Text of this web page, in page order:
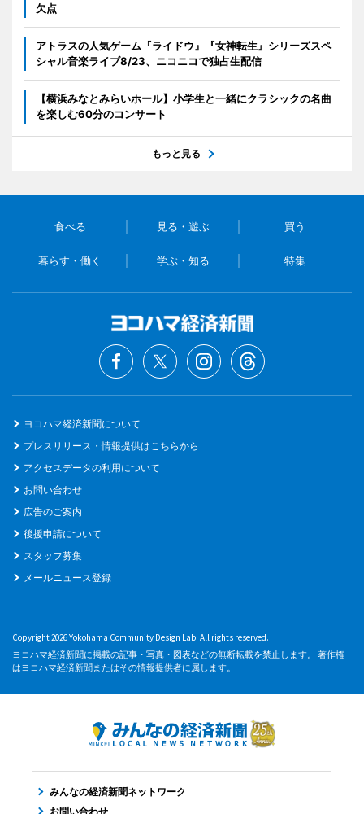
欠点
アトラスの人気ゲーム『ライドウ』『女神転生』シリーズスペ
シャル音楽ライブ8/23、ニコニコで独占生配信
【横浜みなとみらいホール】小学生と一緒にクラシックの名曲
を楽しむ60分のコンサート
もっと見る
食べる 見る・遊ぶ 買う
暮らす・働く 学ぶ・知る 特集
ヨコハマ経済新聞について
プレスリリース・情報提供はこちらから
アクセスデータの利用について
お問い合わせ
広告のご案内
後援申請について
スタッフ募集
メールニュース登録
Copyright 2026 Yokohama Community Design Lab. All rights reserved.
ヨコハマ経済新聞に掲載の記事・写真・図表などの無断転載を禁止します。 著作権
はヨコハマ経済新聞またはその情報提供者に属します。
みんなの経済新聞ネットワーク
お問い合わせ